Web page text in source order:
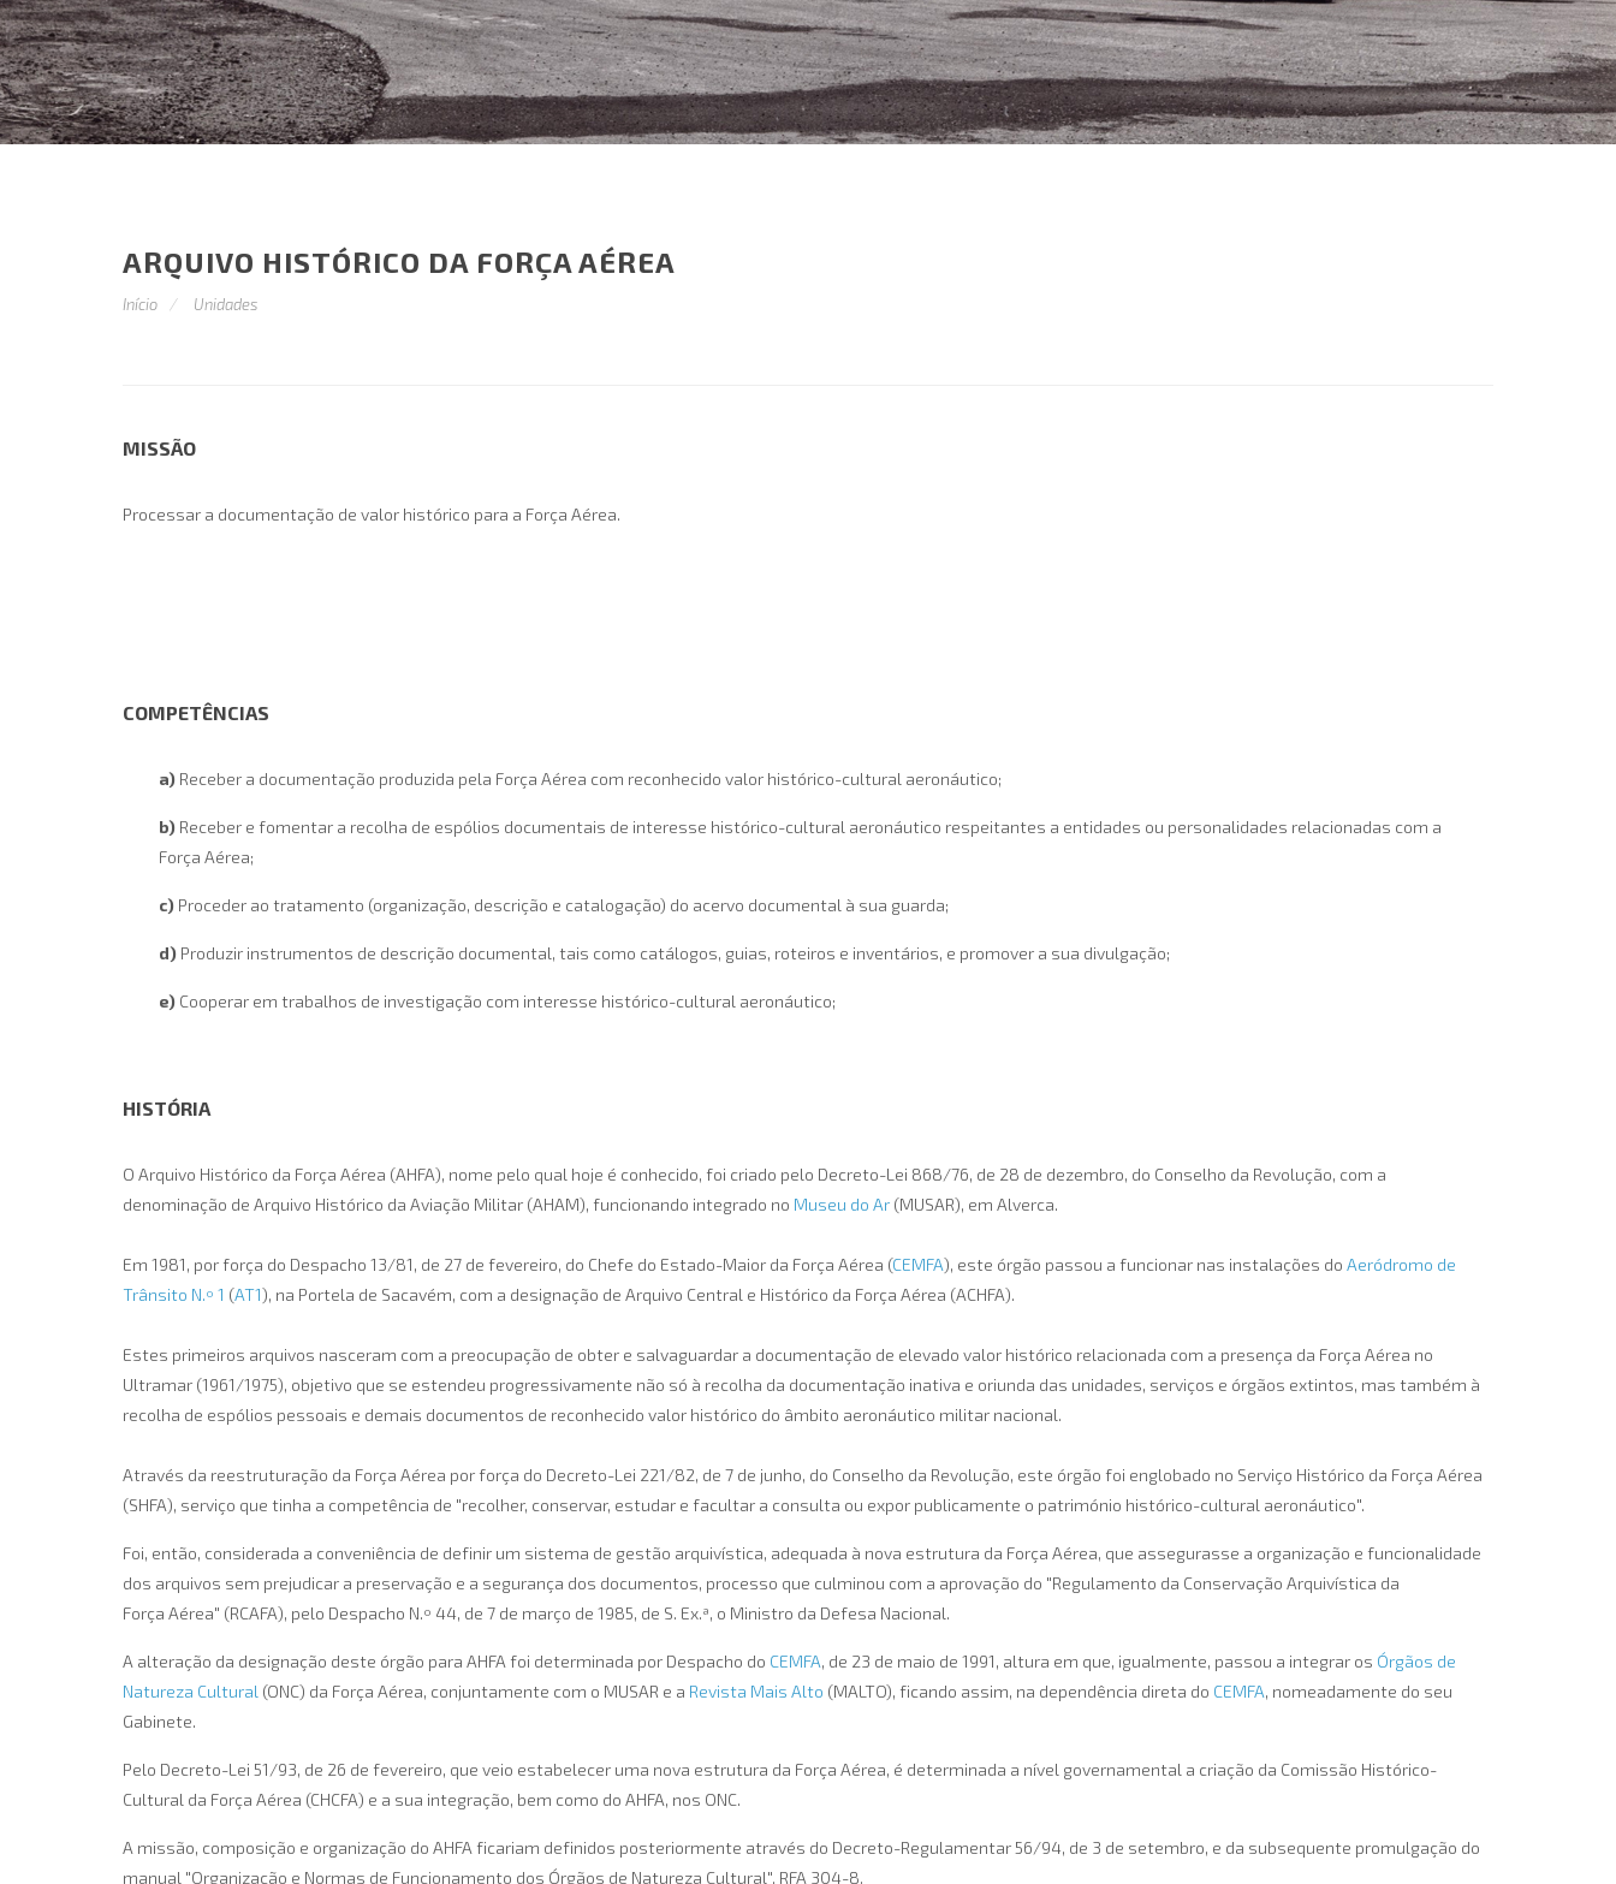
ARQUIVO HISTÓRICO DA FORÇA AÉREA
Início Unidades
MISSÃO
Processar a documentação de valor histórico para a Força Aérea.
COMPETÊNCIAS
a) Receber a documentação produzida pela Força Aérea com reconhecido valor histórico-cultural aeronáutico;
b) Receber e fomentar a recolha de espólios documentais de interesse histórico-cultural aeronáutico respeitantes a entidades ou personalidades relacionadas com a
Força Aérea;
c) Proceder ao tratamento (organização, descrição e catalogação) do acervo documental à sua guarda;
d) Produzir instrumentos de descrição documental, tais como catálogos, guias, roteiros e inventários, e promover a sua divulgação;
e) Cooperar em trabalhos de investigação com interesse histórico-cultural aeronáutico;
HISTÓRIA
O Arquivo Histórico da Força Aérea (AHFA), nome pelo qual hoje é conhecido, foi criado pelo Decreto-Lei 868/76, de 28 de dezembro, do Conselho da Revolução, com a
denominação de Arquivo Histórico da Aviação Militar (AHAM), funcionando integrado no Museu do Ar (MUSAR), em Alverca.
Em 1981, por força do Despacho 13/81, de 27 de fevereiro, do Chefe do Estado-Maior da Força Aérea (CEMFA), este órgão passou a funcionar nas instalações do Aeródromo de
Trânsito N.º 1 (AT1), na Portela de Sacavém, com a designação de Arquivo Central e Histórico da Força Aérea (ACHFA).
Estes primeiros arquivos nasceram com a preocupação de obter e salvaguardar a documentação de elevado valor histórico relacionada com a presença da Força Aérea no
Ultramar (1961/1975), objetivo que se estendeu progressivamente não só à recolha da documentação inativa e oriunda das unidades, serviços e órgãos extintos, mas também à
recolha de espólios pessoais e demais documentos de reconhecido valor histórico do âmbito aeronáutico militar nacional.
Através da reestruturação da Força Aérea por força do Decreto-Lei 221/82, de 7 de junho, do Conselho da Revolução, este órgão foi englobado no Serviço Histórico da Força Aérea
(SHFA), serviço que tinha a competência de "recolher, conservar, estudar e facultar a consulta ou expor publicamente o património histórico-cultural aeronáutico".
Foi, então, considerada a conveniência de definir um sistema de gestão arquivística, adequada à nova estrutura da Força Aérea, que assegurasse a organização e funcionalidade
dos arquivos sem prejudicar a preservação e a segurança dos documentos, processo que culminou com a aprovação do "Regulamento da Conservação Arquivística da
Força Aérea" (RCAFA), pelo Despacho N.º 44, de 7 de março de 1985, de S. Ex.ª, o Ministro da Defesa Nacional.
A alteração da designação deste órgão para AHFA foi determinada por Despacho do CEMFA, de 23 de maio de 1991, altura em que, igualmente, passou a integrar os Órgãos de
Natureza Cultural (ONC) da Força Aérea, conjuntamente com o MUSAR e a Revista Mais Alto (MALTO), ficando assim, na dependência direta do CEMFA, nomeadamente do seu
Gabinete.
Pelo Decreto-Lei 51/93, de 26 de fevereiro, que veio estabelecer uma nova estrutura da Força Aérea, é determinada a nível governamental a criação da Comissão Histórico-
Cultural da Força Aérea (CHCFA) e a sua integração, bem como do AHFA, nos ONC.
A missão, composição e organização do AHFA ficariam definidos posteriormente através do Decreto-Regulamentar 56/94, de 3 de setembro, e da subsequente promulgação do
manual "Organização e Normas de Funcionamento dos Órgãos de Natureza Cultural", RFA 304-8.